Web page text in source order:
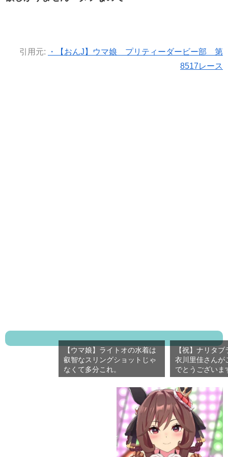
引用元:
・【おんJ】ウマ娘 プリティーダービー部 第
8517レース
【ウマ娘】ライトオの水着は
叡智なスリングショットじゃ
なくて多分これ。
【祝】ナリタ
衣川里佳さんが
でとうございま